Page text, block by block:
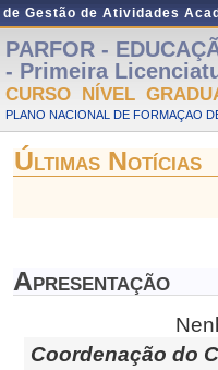
Gestão de Atividades
PARFOR -
- Primeira
CURSO NÍVEL
PLANO NACIONAL DE FORMAÇAO
Últimas Notícias
Apresentação
Coordenação do